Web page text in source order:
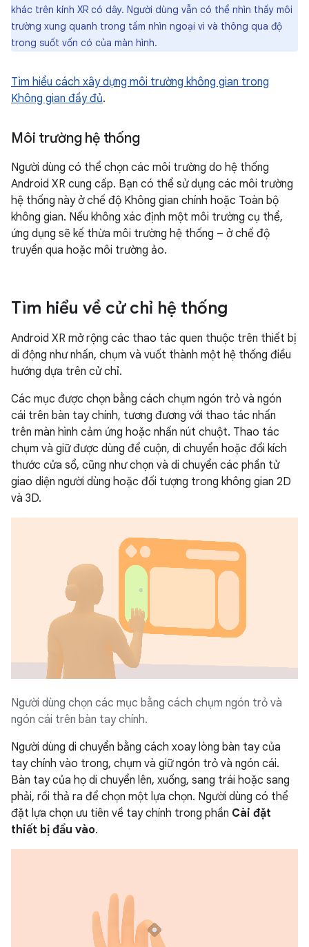
khác trên kính XR có dây. Người dùng vẫn có thể nhìn thấy môi
trường xung quanh trong tầm nhìn ngoại vi và thông qua độ
trong suốt vốn có của màn hình.
Tìm hiểu cách xây dựng môi trường không gian trong
Không gian đầy đủ.
Môi trường hệ thống
Người dùng có thể chọn các môi trường do hệ thống
Android XR cung cấp. Bạn có thể sử dụng các môi trường
hệ thống này ở chế độ Không gian chính hoặc Toàn bộ
không gian. Nếu không xác định một môi trường cụ thể,
ứng dụng sẽ kế thừa môi trường hệ thống – ở chế độ
truyền qua hoặc môi trường ảo.
Tìm hiểu về cử chỉ hệ thống
Android XR mở rộng các thao tác quen thuộc trên thiết bị
di động như nhấn, chụm và vuốt thành một hệ thống điều
hướng dựa trên cử chỉ.
Các mục được chọn bằng cách chụm ngón trỏ và ngón
cái trên bàn tay chính, tương đương với thao tác nhấn
trên màn hình cảm ứng hoặc nhấn nút chuột. Thao tác
chụm và giữ được dùng để cuộn, di chuyển hoặc đổi kích
thước cửa sổ, cũng như chọn và di chuyển các phần tử
giao diện người dùng hoặc đối tượng trong không gian 2D
và 3D.
Người dùng chọn các mục bằng cách chụm ngón trỏ và
ngón cái trên bàn tay chính.
Người dùng di chuyển bằng cách xoay lòng bàn tay của
tay chính vào trong, chụm và giữ ngón trỏ và ngón cái.
Bàn tay của họ di chuyển lên, xuống, sang trái hoặc sang
phải, rồi thả ra để chọn một lựa chọn. Người dùng có thể
đặt lựa chọn ưu tiên về tay chính trong phần Cài đặt
thiết bị đầu vào.